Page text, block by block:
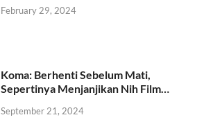
February 29, 2024
Koma: Berhenti Sebelum Mati,
Sepertinya Menjanjikan Nih Film…
September 21, 2024